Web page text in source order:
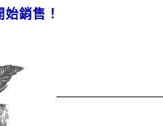
銷售！